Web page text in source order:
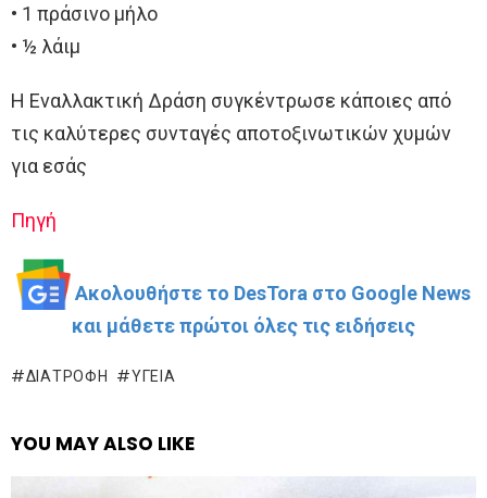
• 1 πράσινο μήλο
• ½ λάιμ
Η Εναλλακτική Δράση συγκέντρωσε κάποιες από
τις καλύτερες συνταγές αποτοξινωτικών χυμών
για εσάς
Πηγή
Ακολουθήστε το DesTora στο Google News
και μάθετε πρώτοι όλες τις ειδήσεις
ΔΙΑΤΡΟΦΉ ΥΓΕΊΑ
YOU MAY ALSO LIKE